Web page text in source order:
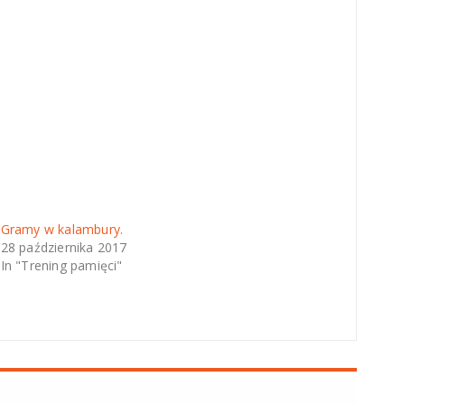
Gramy w kalambury.
28 października 2017
In "Trening pamięci"